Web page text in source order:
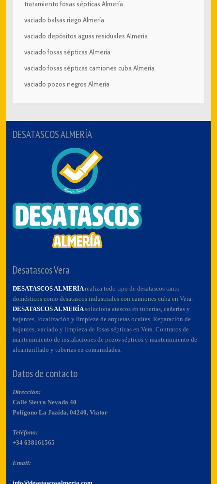
tratamiento fosas sépticas Almería
vaciado balsas riego Almería
vaciado depósitos aguas residuales Almería
vaciado fosas sépticas Almería
vaciado fosas sépticas camiones cuba Almería
vaciado pozos negros Almería
DESATASCOS ALMERÍA
Desatascos Vera
DESATASCOS ALMERÍA realiza todo tipo de desatascos tanto
domésticos como desatascos industriales con camiones cuba en Vera.
DESATASCOS ALMERÍA soluciona atascos en tuberías, cañerías y
bajantes, localización y limpieza de arquetas ocultas. Reparación de
bajantes, vaciado y limpieza de fosas sépticas en Vera. Contratos de
mantenimiento de instalaciones de pozos sépticos y mantenimiento de
alcantarillado y tuberías en comunidades.
Datos de contacto
Dirección:
Calle Sierra Nevada 40
Polígono La Juaida, 04240, Viator
Teléfono:
+34 638161565
Email: